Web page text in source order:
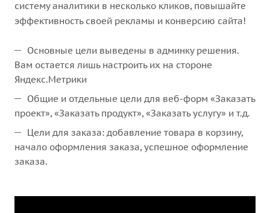
систему аналитики в несколько кликов, повышайте
эффективность своей рекламы и конверсию сайта!
Основные цели выведены в админку решения.
Вам остается лишь настроить их на стороне
Яндекс.Метрики
Общие и отдельные цели для веб-форм «Заказать
проект», «Заказать продукт», «Заказать услугу» и т.д.
Цели для заказа: добавление товара в корзину,
начало оформления заказа, успешное оформление
заказа.